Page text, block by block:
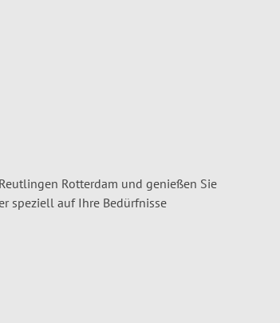
Rotterdam und genießen Sie
speziell auf Ihre Bedürfnisse